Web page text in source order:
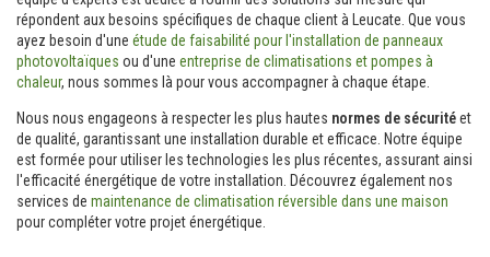
répondent aux besoins spécifiques de chaque client à Leucate. Que vous
ayez besoin d'une étude de faisabilité pour l'installation de panneaux
photovoltaïques ou d'une entreprise de climatisations et pompes à
chaleur, nous sommes là pour vous accompagner à chaque étape.
Nous nous engageons à respecter les plus hautes normes de sécuritéet
de qualité, garantissant une installation durable et efficace. Notre équipe
est formée pour utiliser les technologies les plus récentes, assurant ainsi
l'efficacité énergétique de votre installation. Découvrez également nos
services de maintenance de climatisation réversible dans une maison
pour compléter votre projet énergétique.